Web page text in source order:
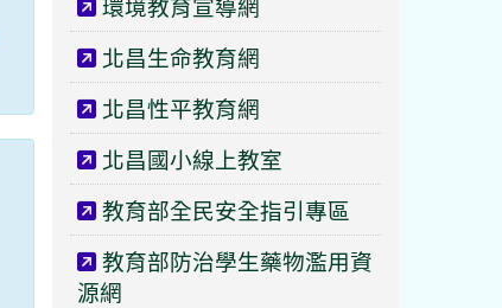
北昌生命教育網
北昌性平教育網
北昌國小線上教室
教育部全民安全指引專區
教育部防治學生藥物濫用資
源網